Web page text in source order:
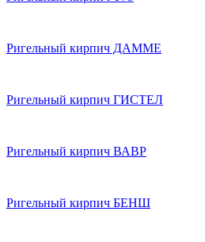
Ригельный кирпич ДАММЕ
Ригельный кирпич ГИСТЕЛ
Ригельный кирпич ВАВР
Ригельный кирпич БЕНШ